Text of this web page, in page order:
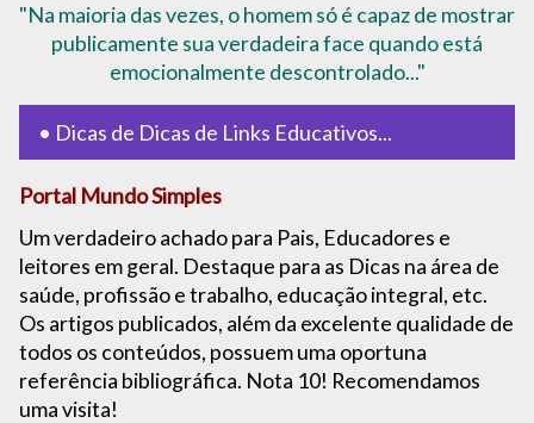
"Na maioria das vezes, o homem só é capaz de mostrar
publicamente sua verdadeira face quando está
emocionalmente descontrolado..."
• Dicas de Dicas de Links Educativos...
Portal Mundo Simples
Um verdadeiro achado para Pais, Educadores e
leitores em geral. Destaque para as Dicas na área de
saúde, profissão e trabalho, educação integral, etc.
Os artigos publicados, além da excelente qualidade de
todos os conteúdos, possuem uma oportuna
referência bibliográfica. Nota 10! Recomendamos
uma visita!